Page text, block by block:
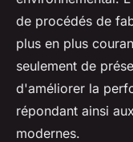
de procédés de
plus en plus
seulement de
d'améliorer la
répondant ainsi
modernes.